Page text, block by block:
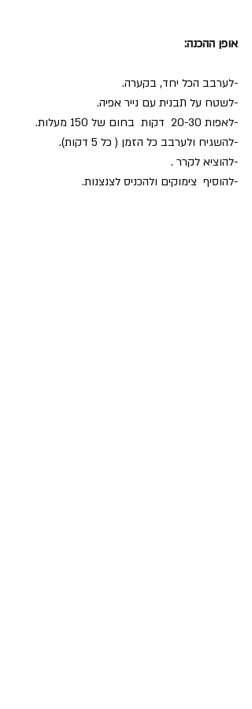
אופן ההכנה:
-לערבב הכל יחד, בקערה.
-לשטח על תבנית עם נייר אפיה.
-לאפות 20-30  דקות  בחום של 150 מעלות.
-להשגיח ולערבב כל הזמן ( כל 5 דקות).
-להוציא לקרר .
-להוסיף  צימוקים ולהכניס לצנצנות.